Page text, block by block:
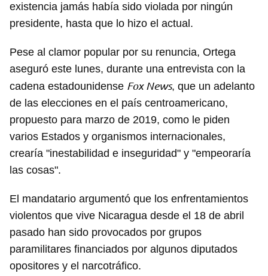
existencia jamás había sido violada por ningún
presidente, hasta que lo hizo el actual.
Pese al clamor popular por su renuncia, Ortega
aseguró este lunes, durante una entrevista con la
cadena estadounidense Fox News, que un adelanto
de las elecciones en el país centroamericano,
propuesto para marzo de 2019, como le piden
varios Estados y organismos internacionales,
crearía "inestabilidad e inseguridad" y "empeoraría
las cosas".
El mandatario argumentó que los enfrentamientos
violentos que vive Nicaragua desde el 18 de abril
pasado han sido provocados por grupos
paramilitares financiados por algunos diputados
opositores y el narcotráfico.